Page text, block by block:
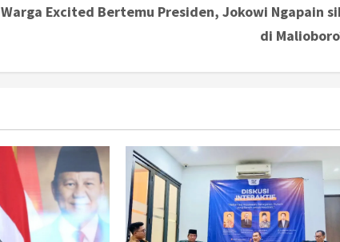
Warga Excited Bertemu Presiden, Jokowi Ngapain
di